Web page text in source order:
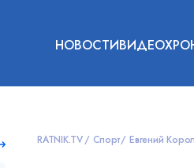
НОВОСТИ
RATNIK.TV Спорт Евгений